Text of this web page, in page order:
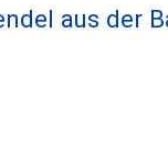
aus der